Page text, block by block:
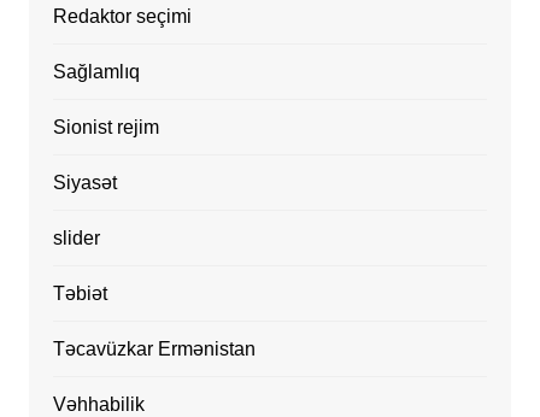
Redaktor seçimi
Sağlamlıq
Sionist rejim
Siyasət
slider
Təbiət
Təcavüzkar Ermənistan
Vəhhabilik